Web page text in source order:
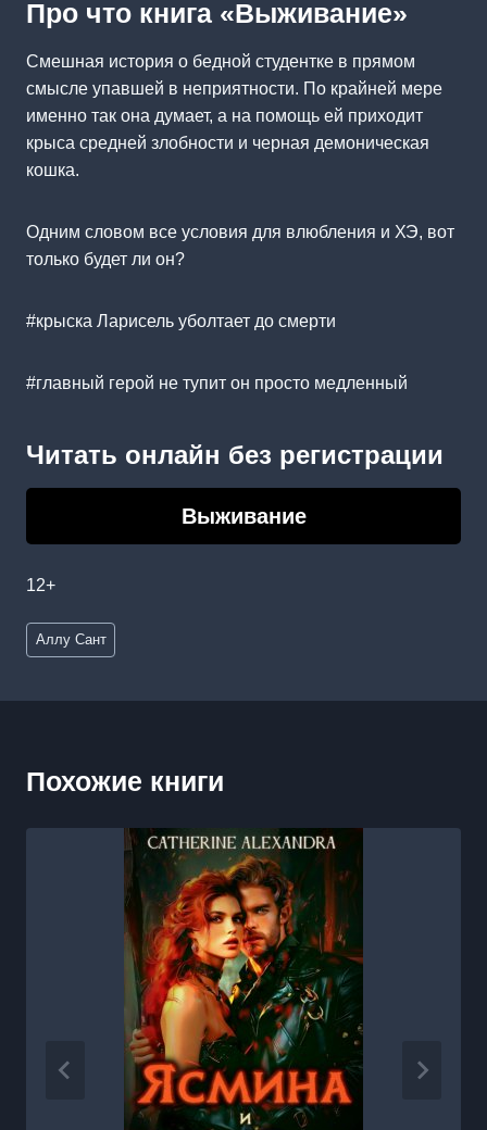
Про что книга «Выживание»
Смешная история о бедной студентке в прямом
смысле упавшей в неприятности. По крайней мере
именно так она думает, а на помощь ей приходит
крыса средней злобности и черная демоническая
кошка.
Одним словом все условия для влюбления и ХЭ, вот
только будет ли он?
#крыска Ларисель уболтает до смерти
#главный герой не тупит он просто медленный
Читать онлайн без регистрации
Выживание
12+
Метки
записи:
Аллу Сант
Похожие книги